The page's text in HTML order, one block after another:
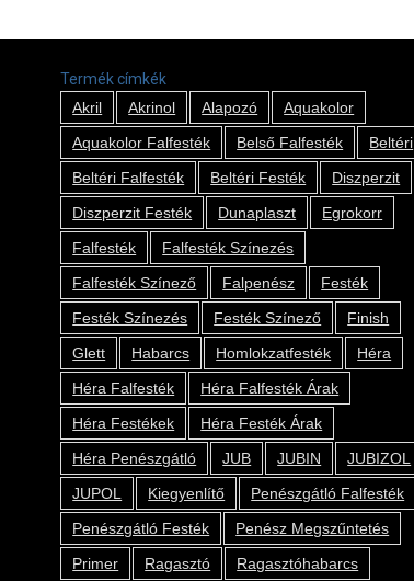
Termék címkék
Akril
Akrinol Alapozó
Aquakolor
Aquakolor Falfesték
Belső Falfesték
Beltéri
Beltéri Falfesték
Beltéri Festék
Diszperzit
Diszperzit Festék
Dunaplaszt
Egrokorr
Falfesték
Falfesték Színezés
Falfesték Színező
Falpenész
Festék
Festék Színezés
Festék Színező
Finish
Glett
Habarcs Homlokzatfesték
Héra
Héra Falfesték
Héra Falfesték Árak
Héra Festékek
Héra Festék Árak
Héra Penészgátló
JUB JUBIN
JUBIZOL
JUPOL
Kiegyenlítő
Penészgátló Falfesték
Penészgátló Festék
Penész Megszűntetés
Primer
Ragasztó Ragasztóhabarcs